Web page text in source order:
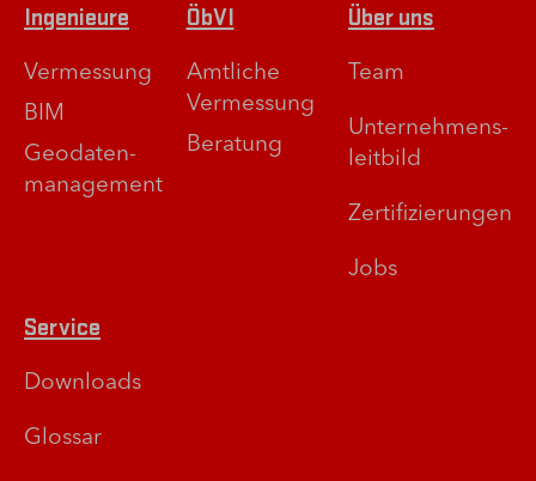
Ingenieure
Vermessung
BIM
Geodaten­
management
ÖbVI
Amtliche
Vermessung
Beratung
Über uns
Team
Unternehmens­
leitbild
Zertifizierungen
Jobs
Service
Downloads
Glossar